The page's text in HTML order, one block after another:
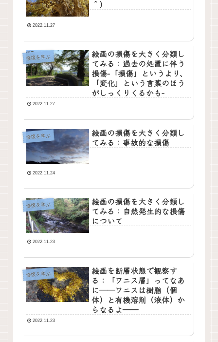
＾）
2022.11.27
修復を学ぶ
絵画の損傷を大きく分類し
てみる：過去の処置に伴う
損傷-「損傷」というより、
「変化」という言葉のほう
がしっくりくるかも-
2022.11.27
修復を学ぶ
絵画の損傷を大きく分類し
てみる：事故的な損傷
2022.11.24
修復を学ぶ
絵画の損傷を大きく分類し
てみる：自然発生的な損傷
について
2022.11.23
修復を学ぶ
絵画を断層状態で観察す
る：「ワニス層」ってなあ
に――ワニスは樹脂（個
体）と有機溶剤（液体）か
らなるよ――
2022.11.23